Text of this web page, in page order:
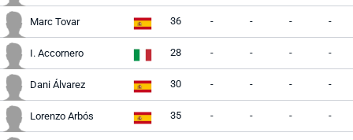
Marc Tovar 36 - - - -
I. Accornero 28 - - - -
Dani Álvarez 30 - - - -
Lorenzo Arbós 35 - - - -